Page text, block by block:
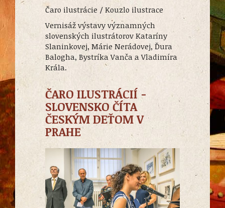
Čaro ilustrácie / Kouzlo ilustrace
Vernisáž výstavy významných
slovenských ilustrátorov Kataríny
Slaninkovej, Márie Nerádovej, Ďura
Balogha, Bystríka Vanča a Vladimíra
Krála.
ČARO ILUSTRÁCIÍ -
SLOVENSKO ČÍTA
ČESKÝM DEŤOM V
PRAHE